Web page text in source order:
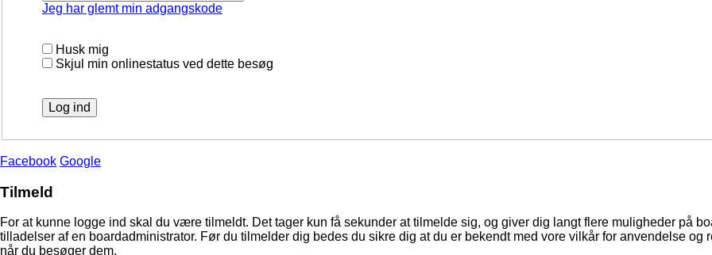
Jeg har glemt min adgangskode
Husk mig
Skjul min onlinestatus ved dette besøg
Facebook Google
Tilmeld
For at kunne logge ind skal du være tilmeldt. Det tager kun få sekunder at tilmelde sig, og giver dig langt flere muligheder på
tilladelser af en boardadministrator. Før du tilmelder dig bedes du sikre dig at du er bekendt med vore vilkår for anvendelse
når du besøger dem.